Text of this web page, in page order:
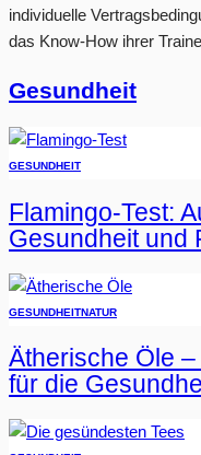
individuelle
das Know-How ihrer
Gesundheit
GESUNDHEIT
Flamingo-Test:
Gesundheit und
GESUNDHEITNATUR
Ätherische Öle
für die